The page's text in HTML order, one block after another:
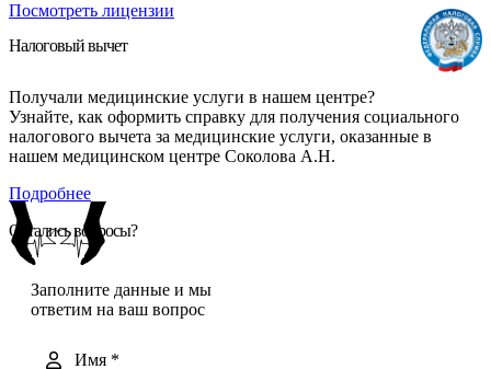
Посмотреть лицензии
Налоговый вычет
Получали медицинские услуги в нашем центре?
Узнайте, как оформить справку для получения социального
налогового вычета за медицинские услуги, оказанные в
нашем медицинском центре Соколова А.Н.
Подробнее
Остались вопросы?
Заполните данные и мы
ответим на ваш вопрос